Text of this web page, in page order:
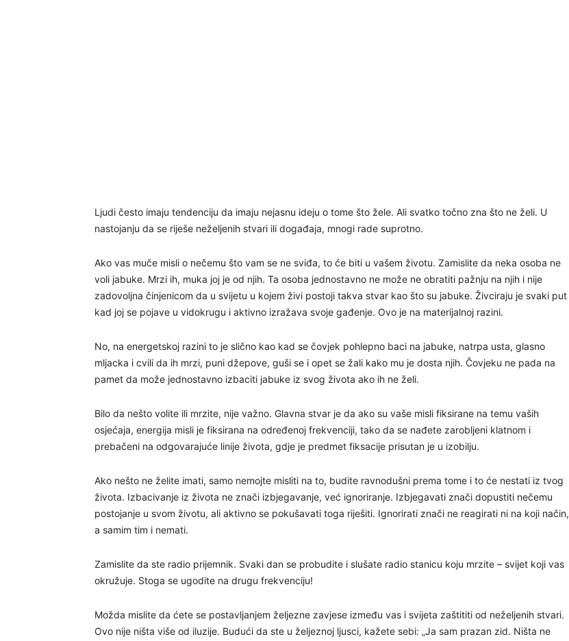
Ljudi često imaju tendenciju da imaju nejasnu ideju o tome što žele. Ali svatko točno zna što ne želi. U
nastojanju da se riješe neželjenih stvari ili događaja, mnogi rade suprotno.
Ako vas muče misli o nečemu što vam se ne sviđa, to će biti u vašem životu. Zamislite da neka osoba ne
voli jabuke. Mrzi ih, muka joj je od njih. Ta osoba jednostavno ne može ne obratiti pažnju na njih i nije
zadovoljna činjenicom da u svijetu u kojem živi postoji takva stvar kao što su jabuke. Živciraju je svaki put
kad joj se pojave u vidokrugu i aktivno izražava svoje gađenje. Ovo je na materijalnoj razini.
No, na energetskoj razini to je slično kao kad se čovjek pohlepno baci na jabuke, natrpa usta, glasno
mljacka i cvili da ih mrzi, puni džepove, guši se i opet se žali kako mu je dosta njih. Čovjeku ne pada na
pamet da može jednostavno izbaciti jabuke iz svog života ako ih ne želi.
Bilo da nešto volite ili mrzite, nije važno. Glavna stvar je da ako su vaše misli fiksirane na temu vaših
osjećaja, energija misli je fiksirana na određenoj frekvenciji, tako da se nađete zarobljeni klatnom i
prebačeni na odgovarajuće linije života, gdje je predmet fiksacije prisutan je u izobilju.
Ako nešto ne želite imati, samo nemojte misliti na to, budite ravnodušni prema tome i to će nestati iz tvog
života. Izbacivanje iz života ne znači izbjegavanje, već ignoriranje. Izbjegavati znači dopustiti nečemu
postojanje u svom životu, ali aktivno se pokušavati toga riješiti. Ignorirati znači ne reagirati ni na koji način,
a samim tim i nemati.
Zamislite da ste radio prijemnik. Svaki dan se probudite i slušate radio stanicu koju mrzite – svijet koji vas
okružuje. Stoga se ugodite na drugu frekvenciju!
Možda mislite da ćete se postavljanjem željezne zavjese između vas i svijeta zaštititi od neželjenih stvari.
Ovo nije ništa više od iluzije. Budući da ste u željeznoj ljusci, kažete sebi: „Ja sam prazan zid. Ništa ne